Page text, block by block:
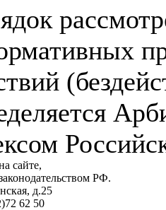
сайте,
РФ.
д.25
62 50